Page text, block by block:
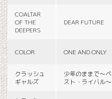
COALTAR
OF THE
DEEPERS
DEAR FUTURE
COLOR ONE AND ONLY
クラッシュ
ギャルズ
少年のままで〜ベ
スト・ライバル〜